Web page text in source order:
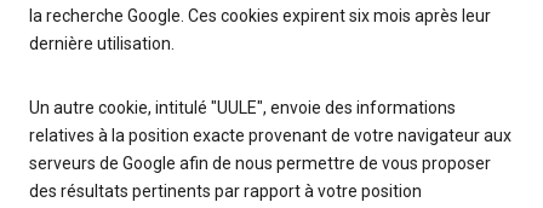
la recherche Google. Ces cookies expirent six mois après leur
dernière utilisation.
Un autre cookie, intitulé "UULE", envoie des informations
relatives à la position exacte provenant de votre navigateur aux
serveurs de Google afin de nous permettre de vous proposer
des résultats pertinents par rapport à votre position